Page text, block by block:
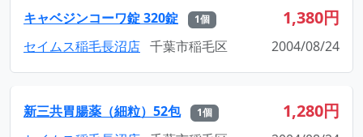
キャベジンコーワ錠 320錠 1個 1,380円
セイムス稲毛長沼店 千葉市稲毛区 2004/08/24
新三共胃腸薬（細粒）52包 1個 1,280円